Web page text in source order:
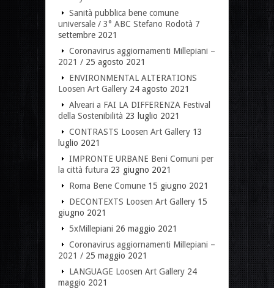
Sanità pubblica bene comune
universale / 3° ABC Stefano Rodotà 7
settembre 2021
Coronavirus aggiornamenti Millepiani –
2021 / 25 agosto 2021
ENVIRONMENTAL ALTERATIONS
Loosen Art Gallery 24 agosto 2021
Alveari a FAI LA DIFFERENZA Festival
della Sostenibilità 23 luglio 2021
CONTRASTS Loosen Art Gallery 13
luglio 2021
IMPRONTE URBANE Beni Comuni per
la città futura 23 giugno 2021
Roma Bene Comune 15 giugno 2021
DECONTEXTS Loosen Art Gallery 15
giugno 2021
5xMillepiani 26 maggio 2021
Coronavirus aggiornamenti Millepiani –
2021 / 25 maggio 2021
LANGUAGE Loosen Art Gallery 24
maggio 2021